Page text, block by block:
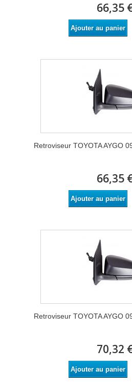
66,35
Ajouter au panier
Retroviseur TOYOTA AYGO
66,35
Ajouter au panier
Retroviseur TOYOTA AYGO
70,32
Ajouter au panier